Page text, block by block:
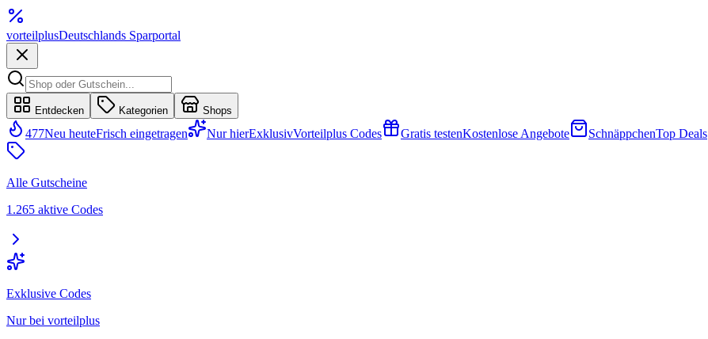
vorteilplusDeutschlands Sparportal
Entdecken Kategorien Shops
477Neu heuteFrisch eingetragen Nur hierExklusivVorteilplus Codes Gratis testenKostenlose Angebote SchnäppchenTop Deals
Alle Gutscheine
1.265 aktive Codes
Exklusive Codes
Nur bei vorteilplus